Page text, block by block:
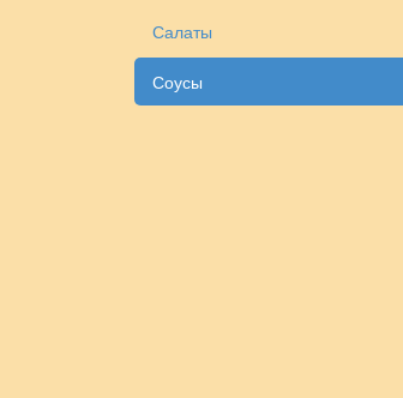
Салаты
Соусы